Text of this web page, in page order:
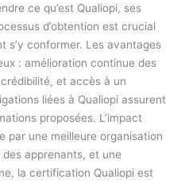
ce qu’est Qualiopi, ses
d’obtention est crucial
s’y conformer. Les avantages
: amélioration continue des
et accès à un
liées à Qualiopi assurent
proposées. L’impact
par une meilleure organisation
apprenants, et une
la certification Qualiopi est